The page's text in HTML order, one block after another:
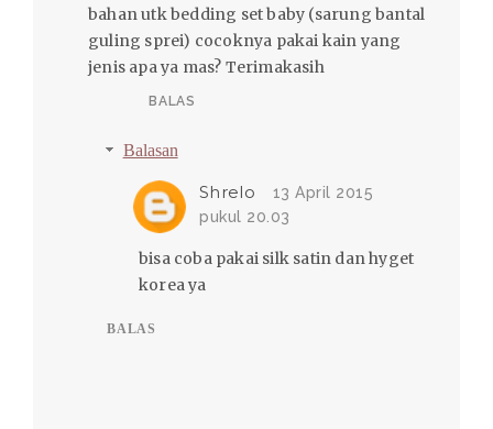
bahan utk bedding set baby (sarung bantal
guling sprei) cocoknya pakai kain yang
jenis apa ya mas? Terimakasih
BALAS
Balasan
Shrelo
13 April 2015
pukul 20.03
bisa coba pakai silk satin dan hyget
korea ya
BALAS